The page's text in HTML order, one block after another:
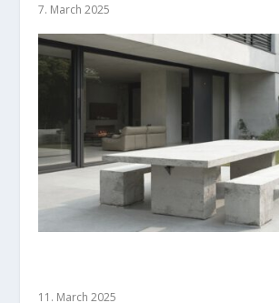
7. March 2025
11. March 2025